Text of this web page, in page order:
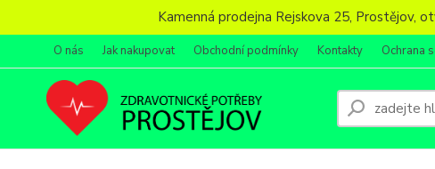
Kamenná prodejna Rejskova 25, Prostějov,
O nás Jak nakupovat Obchodní podmínky Kontakty Ochrana